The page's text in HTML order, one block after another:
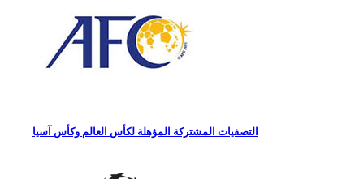
التصفيات المشتركة المؤهلة لكأس العالم وكأس آسيا